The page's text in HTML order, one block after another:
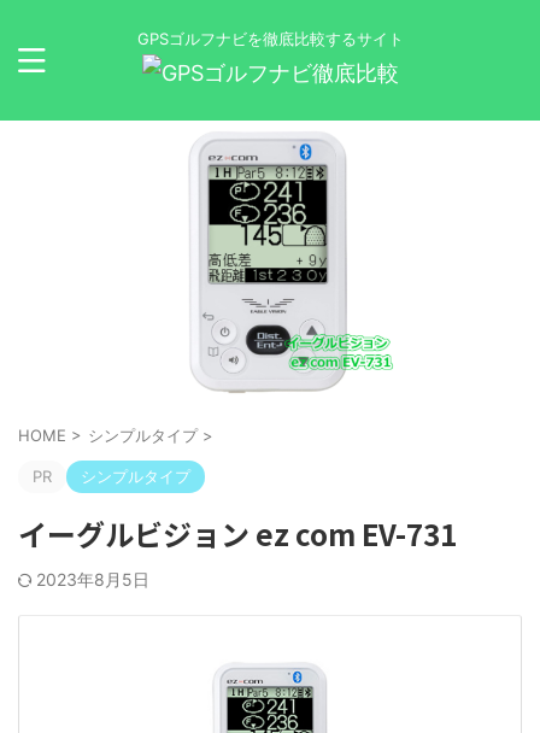
GPSゴルフナビを徹底比較するサイト
HOME > シンプルタイプ >
PR シンプルタイプ
イーグルビジョン ez com EV-731
2023年8月5日